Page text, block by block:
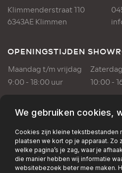
Klimmenderstraat 110
6343AE Klimmen
OPENINGSTIJDEN
Maandag t/m vrijdag
Zaterdag
9:00 - 18:00 uur
10:00 -
OPENINGSTIJDEN
Maandag t/m vrijdag
8:00 - 17:00 uur
PRIVACY POLICYDISCLAIMER
We gebruiken cookies,
Cookies zijn kleine tekstbestanden
plaatsen we kort op je apparaat. Zo
welke pagina’s je zag, waar je
die manier hebben wij informatie
websitebezoek beter mee maken.